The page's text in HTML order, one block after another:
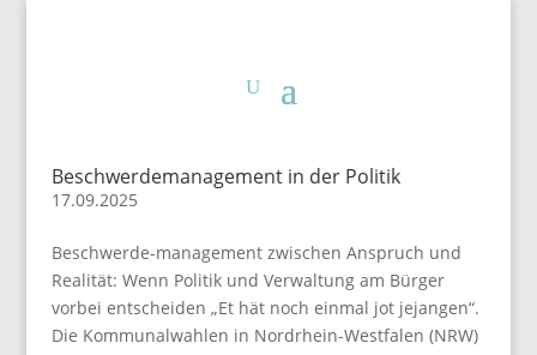
Beschwerdemanagement in der Politik
17.09.2025
Beschwerde-management zwischen Anspruch und
Realität: Wenn Politik und Verwaltung am Bürger
vorbei entscheiden „Et hät noch einmal jot jejangen“.
Die Kommunalwahlen in Nordrhein-Westfalen (NRW)